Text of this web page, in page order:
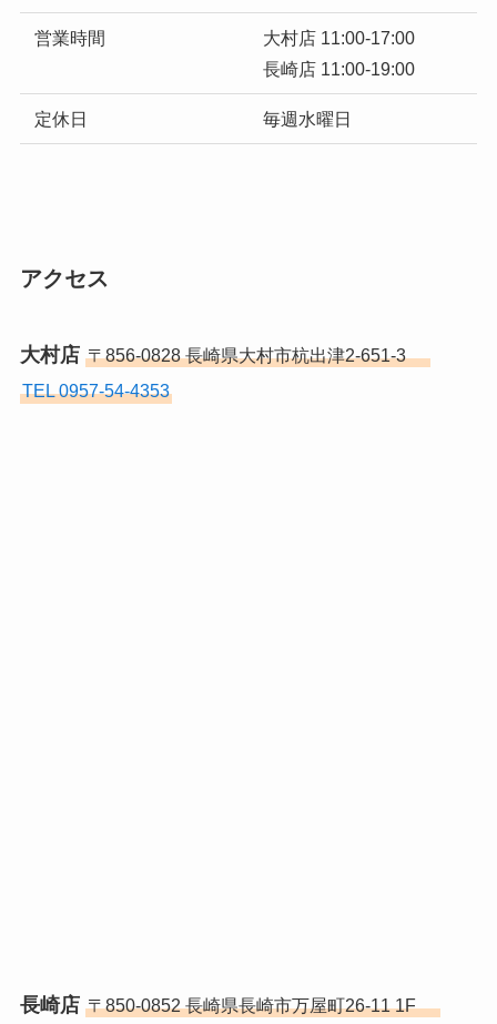
営業時間
大村店 11:00-17:00
長崎店 11:00-19:00
定休日 毎週水曜日
アクセス
大村店 〒856-0828 長崎県大村市杭出津2-651-3
TEL 0957-54-4353
長崎店 〒850-0852 長崎県長崎市万屋町26-11 1F